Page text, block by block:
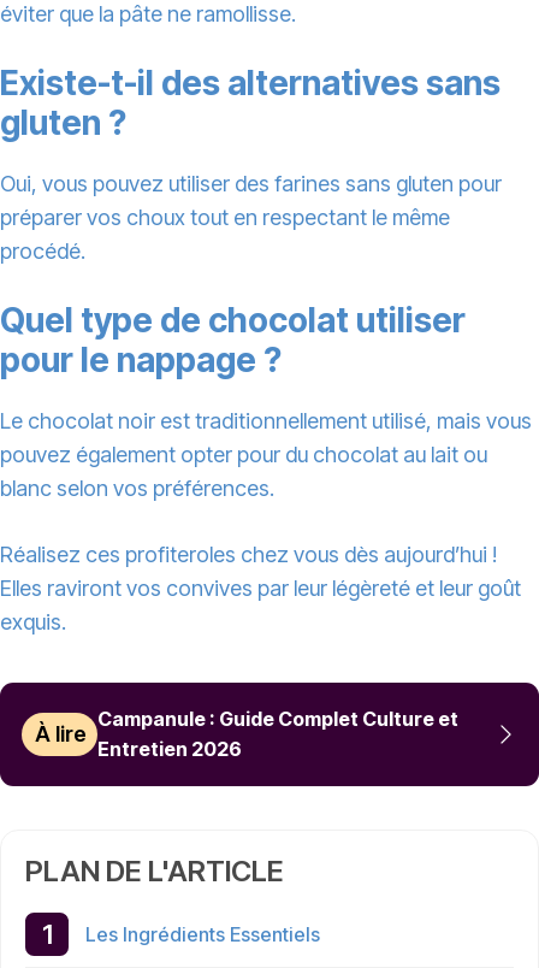
éviter que la pâte ne ramollisse.
Existe-t-il des alternatives sans
gluten ?
Oui, vous pouvez utiliser des farines sans gluten pour
préparer vos choux tout en respectant le même
procédé.
Quel type de chocolat utiliser
pour le nappage ?
Le chocolat noir est traditionnellement utilisé, mais vous
pouvez également opter pour du chocolat au lait ou
blanc selon vos préférences.
Réalisez ces profiteroles chez vous dès aujourd’hui !
Elles raviront vos convives par leur légèreté et leur goût
exquis.
À lire
Campanule : Guide Complet Culture et
Entretien 2026
PLAN DE L'ARTICLE
Les Ingrédients Essentiels